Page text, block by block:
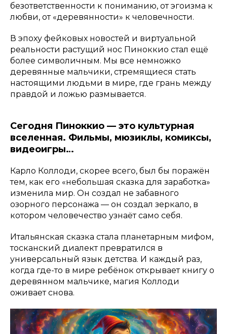
безответственности к пониманию, от эгоизма к
любви, от «деревянности» к человечности.
В эпоху фейковых новостей и виртуальной
реальности растущий нос Пиноккио стал ещё
более символичным. Мы все немножко
деревянные мальчики, стремящиеся стать
настоящими людьми в мире, где грань между
правдой и ложью размывается.
Сегодня Пиноккио — это культурная
вселенная. Фильмы, мюзиклы, комиксы,
видеоигры…
Карло Коллоди, скорее всего, был бы поражён
тем, как его «небольшая сказка для заработка»
изменила мир. Он создал не забавного
озорного персонажа — он создал зеркало, в
котором человечество узнаёт само себя.
Итальянская сказка стала планетарным мифом,
тосканский диалект превратился в
универсальный язык детства. И каждый раз,
когда где-то в мире ребёнок открывает книгу о
деревянном мальчике, магия Коллоди
оживает снова.